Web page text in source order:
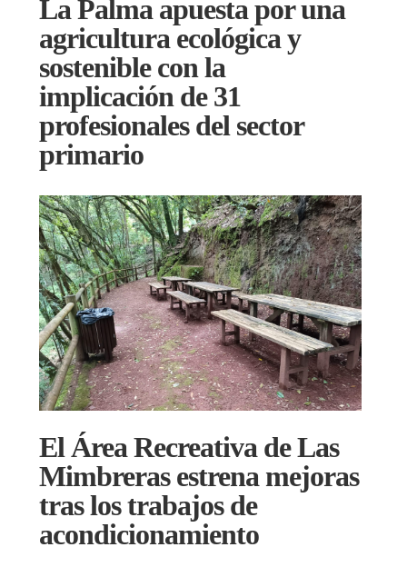
La Palma apuesta por una
agricultura ecológica y
sostenible con la
implicación de 31
profesionales del sector
primario
El Área Recreativa de Las
Mimbreras estrena mejoras
tras los trabajos de
acondicionamiento